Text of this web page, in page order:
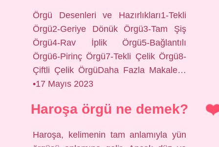
Örgü Desenleri ve Hazırlıkları1-Tekli
Örgü2-Geriye Dönük Örgü3-Tam Şiş
Örgü4-Rav İplik Örgü5-Bağlantılı
Örgü6-Pirinç Örgü7-Tekli Çelik Örgü8-
Çiftli Çelik ÖrgüDaha Fazla Makale…
•17 Mayıs 2023
Haroşa örgü ne demek?
Haroşa, kelimenin tam anlamıyla yün